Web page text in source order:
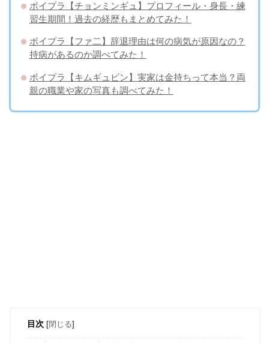
ボイプラ【チョンミンギュ】プロフィール・身長・練
習生期間！過去の経歴もまとめてみた！
ボイプラ【ファ二】辞退理由は何の病気が原因なの？
持病があるのか調べてみた！
ボイプラ【キムギュビン】実家は金持ちって本当？両
親の職業や家の写真も調べてみた！
目次 [閉じる]